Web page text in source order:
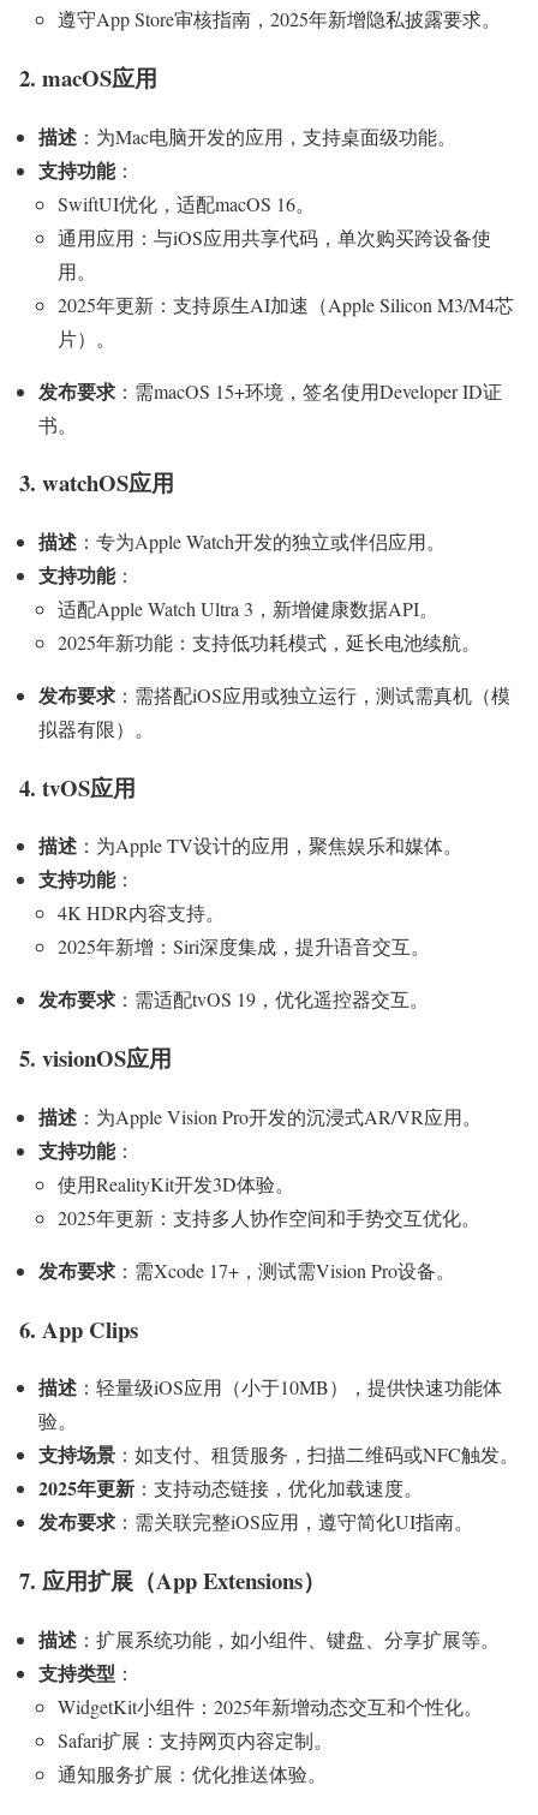
遵守App Store审核指南，2025年新增隐私披露要求。
2. macOS应用
描述 ：为Mac电脑开发的应用，支持桌面级功能。
支持功能：
SwiftUI优化，适配macOS 16。
通用应用：与iOS应用共享代码，单次购买跨设备使
用。
2025年更新：支持原生AI加速（Apple Silicon M3/M4芯
片）。
发布要求 ：需macOS 15+环境，签名使用Developer ID证
书。
3. watchOS应用
描述 ：专为Apple Watch开发的独立或伴侣应用。
支持功能：
适配Apple Watch Ultra 3，新增健康数据API。
2025年新功能：支持低功耗模式，延长电池续航。
发布要求 ：需搭配iOS应用或独立运行，测试需真机（模
拟器有限）。
4. tvOS应用
描述 ：为Apple TV设计的应用，聚焦娱乐和媒体。
支持功能：
4K HDR内容支持。
2025年新增：Siri深度集成，提升语音交互。
发布要求 ：需适配tvOS 19，优化遥控器交互。
5. visionOS应用
描述 ：为Apple Vision Pro开发的沉浸式AR/VR应用。
支持功能：
使用RealityKit开发3D体验。
2025年更新：支持多人协作空间和手势交互优化。
发布要求 ：需Xcode 17+，测试需Vision Pro设备。
6. App Clips
描述 ：轻量级iOS应用（小于10MB），提供快速功能体
验。
支持场景 ：如支付、租赁服务，扫描二维码或NFC触发。
2025年更新 ：支持动态链接，优化加载速度。
发布要求 ：需关联完整iOS应用，遵守简化UI指南。
7. 应用扩展（App Extensions）
描述 ：扩展系统功能，如小组件、键盘、分享扩展等。
支持类型 ：
WidgetKit小组件：2025年新增动态交互和个性化。
Safari扩展：支持网页内容定制。
通知服务扩展：优化推送体验。